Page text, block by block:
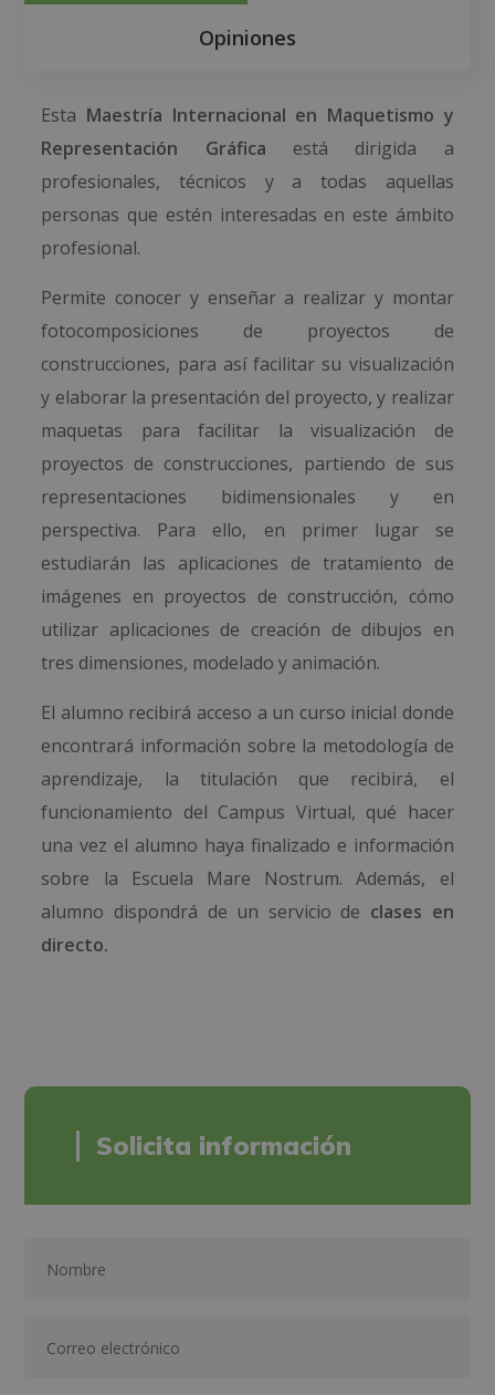
Opiniones
Esta Maestría Internacional en Maquetismo y
Representación Gráfica está dirigida a
profesionales, técnicos y a todas aquellas
personas que estén interesadas en este ámbito
profesional.
Permite conocer y enseñar a realizar y montar
fotocomposiciones de proyectos de
construcciones, para así facilitar su visualización
y elaborar la presentación del proyecto, y realizar
maquetas para facilitar la visualización de
proyectos de construcciones, partiendo de sus
representaciones bidimensionales y en
perspectiva. Para ello, en primer lugar se
estudiarán las aplicaciones de tratamiento de
imágenes en proyectos de construcción, cómo
utilizar aplicaciones de creación de dibujos en
tres dimensiones, modelado y animación.
El alumno recibirá acceso a un curso inicial donde
encontrará información sobre la metodología de
aprendizaje, la titulación que recibirá, el
funcionamiento del Campus Virtual, qué hacer
una vez el alumno haya finalizado e información
sobre la Escuela Mare Nostrum. Además, el
alumno dispondrá de un servicio de clases en
directo.
Solicita información